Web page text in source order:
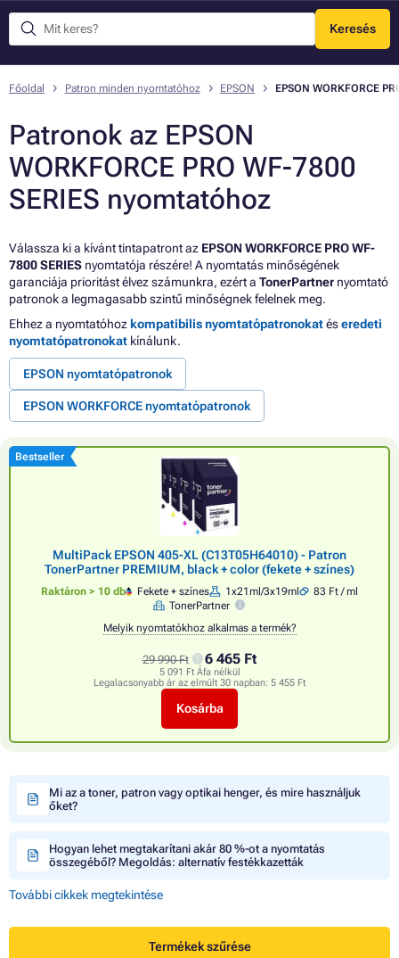
Keresés
Menü
Főoldal Patron minden nyomtatóhoz EPSON EPSON WORKFORCE
Patronok az EPSON
WORKFORCE PRO WF-7800
SERIES nyomtatóhoz
Válassza ki a kívánt tintapatront az EPSON WORKFORCE PRO WF-
7800 SERIES nyomtatója részére! A nyomtatás minőségének
garanciája prioritást élvez számunkra, ezért a TonerPartner nyomtató
patronok a legmagasabb szintű minőségnek felelnek meg.
Ehhez a nyomtatóhoz kompatibilis nyomtatópatronokatéseredeti
nyomtatópatronokat kínálunk.
EPSON nyomtatópatronok
EPSON WORKFORCE nyomtatópatronok
Bestseller
MultiPack EPSON 405-XL (C13T05H64010) - Patron
TonerPartner PREMIUM, black + color (fekete + színes)
Raktáron > 10 db Fekete + színes 1x21ml/3x19ml
83 Ft / ml
TonerPartner
Melyik nyomtatókhoz alkalmas a termék?
29 990 Ft 6 465 Ft
5 091 Ft Áfa nélkül
Legalacsonyabb ár az elmúlt 30 napban: 5 455 Ft
Kosárba
Mi az a toner, patron vagy optikai henger, és mire használjuk
őket?
Hogyan lehet megtakarítani akár 80 %-ot a nyomtatás
összegéből? Megoldás: alternatív festékkazetták
További cikkek megtekintése
Termékek szűrése